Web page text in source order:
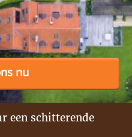
nu
een schitterende